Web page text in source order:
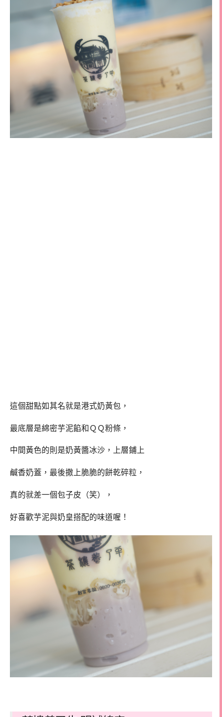
這個甜點如其名就是港式奶黃包，
最底層是綿密芋泥餡和ＱＱ粉條，
中間黃色的則是奶黃醬冰沙，上層鋪上
鹹香奶蓋，最後撒上脆脆的餅乾碎粒，
真的就差一個包子皮（笑），
好喜歡芋泥與奶皇搭配的味道喔！